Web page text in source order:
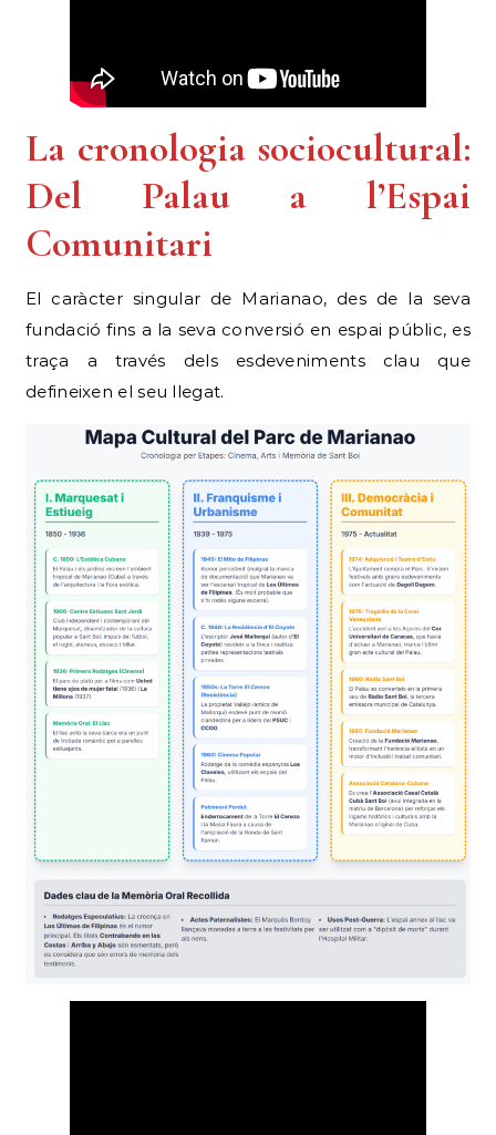
La cronologia sociocultural:
Del Palau a l’Espai
Comunitari
El caràcter singular de Marianao, des de la seva
fundació fins a la seva conversió en espai públic, es
traça a través dels esdeveniments clau que
defineixen el seu llegat.